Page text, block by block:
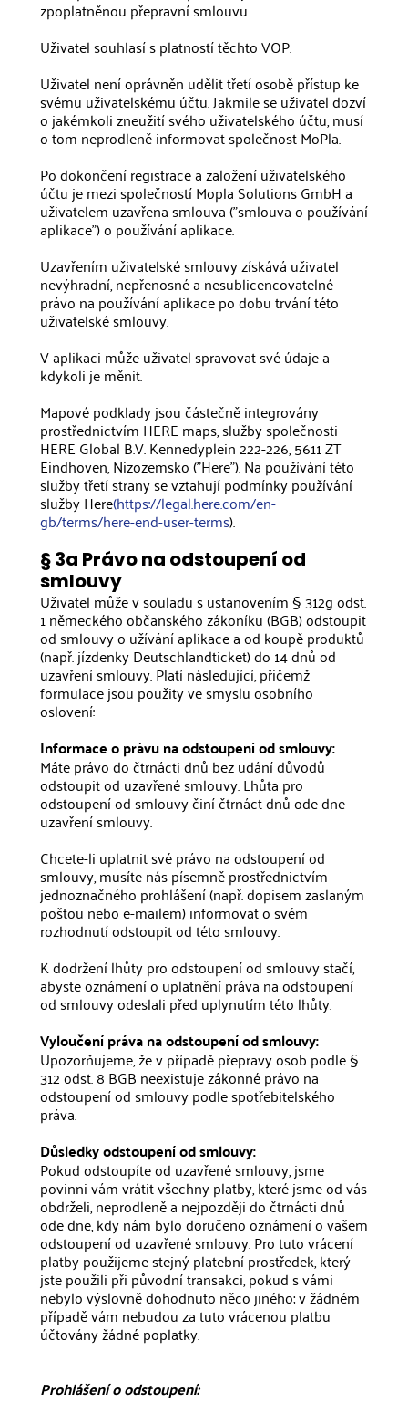
zpoplatněnou přepravní smlouvu.
Uživatel souhlasí s platností těchto VOP.
Uživatel není oprávněn udělit třetí osobě přístup ke
svému uživatelskému účtu. Jakmile se uživatel dozví
o jakémkoli zneužití svého uživatelského účtu, musí
o tom neprodleně informovat společnost MoPla.
Po dokončení registrace a založení uživatelského
účtu je mezi společností Mopla Solutions GmbH a
uživatelem uzavřena smlouva ("smlouva o používání
aplikace") o používání aplikace.
Uzavřením uživatelské smlouvy získává uživatel
nevýhradní, nepřenosné a nesublicencovatelné
právo na používání aplikace po dobu trvání této
uživatelské smlouvy.
V aplikaci může uživatel spravovat své údaje a
kdykoli je měnit.
Mapové podklady jsou částečně integrovány
prostřednictvím HERE maps, služby společnosti
HERE Global B.V. Kennedyplein 222-226, 5611 ZT
Eindhoven, Nizozemsko ("Here"). Na používání této
služby třetí strany se vztahují podmínky používání
služby Here(https://legal.here.com/en-
gb/terms/here-end-user-terms).
§ 3a Právo na odstoupení od
smlouvy
Uživatel může v souladu s ustanovením § 312g odst.
1 německého občanského zákoníku (BGB) odstoupit
od smlouvy o užívání aplikace a od koupě produktů
(např. jízdenky Deutschlandticket) do 14 dnů od
uzavření smlouvy. Platí následující, přičemž
formulace jsou použity ve smyslu osobního
oslovení:
Informace o právu na odstoupení od smlouvy:
Máte právo do čtrnácti dnů bez udání důvodů
odstoupit od uzavřené smlouvy. Lhůta pro
odstoupení od smlouvy činí čtrnáct dnů ode dne
uzavření smlouvy.
Chcete-li uplatnit své právo na odstoupení od
smlouvy, musíte nás písemně prostřednictvím
jednoznačného prohlášení (např. dopisem zaslaným
poštou nebo e-mailem) informovat o svém
rozhodnutí odstoupit od této smlouvy.
K dodržení lhůty pro odstoupení od smlouvy stačí,
abyste oznámení o uplatnění práva na odstoupení
od smlouvy odeslali před uplynutím této lhůty.
Vyloučení práva na odstoupení od smlouvy:
Upozorňujeme, že v případě přepravy osob podle §
312 odst. 8 BGB neexistuje zákonné právo na
odstoupení od smlouvy podle spotřebitelského
práva.
Důsledky odstoupení od smlouvy:
Pokud odstoupíte od uzavřené smlouvy, jsme
povinni vám vrátit všechny platby, které jsme od vás
obdrželi, neprodleně a nejpozději do čtrnácti dnů
ode dne, kdy nám bylo doručeno oznámení o vašem
odstoupení od uzavřené smlouvy. Pro tuto vrácení
platby použijeme stejný platební prostředek, který
jste použili při původní transakci, pokud s vámi
nebylo výslovně dohodnuto něco jiného; v žádném
případě vám nebudou za tuto vrácenou platbu
účtovány žádné poplatky.
Prohlášení o odstoupení: